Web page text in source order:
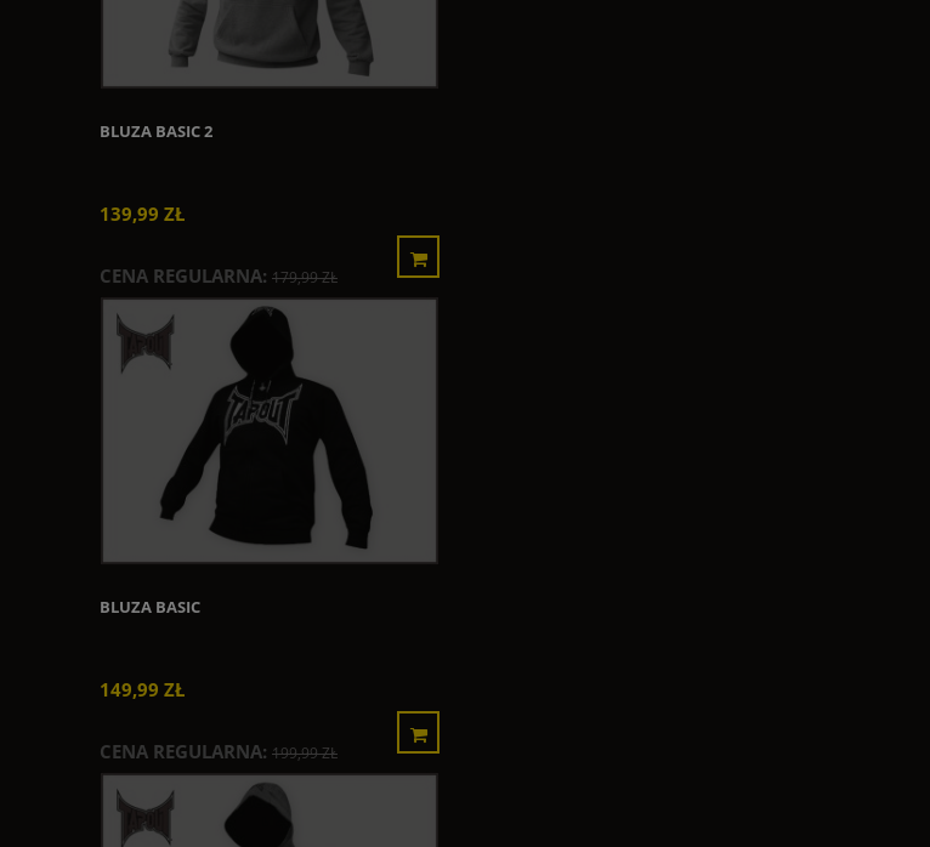
BLUZA BASIC 2
139,99 ZŁ
CENA REGULARNA: 179,99 ZŁ
BLUZA BASIC
149,99 ZŁ
CENA REGULARNA: 199,99 ZŁ